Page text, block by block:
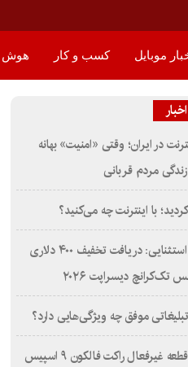
موبایل کسب و کار هوش
در ایران؛ وقتی «امنیت» بهانه
مردم قربانی
با اینترنت چه می‌کنید؟
فرصت استثنایی: دریافت تخفیف ۴۰۰ دلاری
تک‌کرانچ دیسراپت ۲۰۲۶
موفق چه ویژگی‌هایی دارد؟
برخورد قطعه غیرفعال راکت فالکون ۹ اسپیس